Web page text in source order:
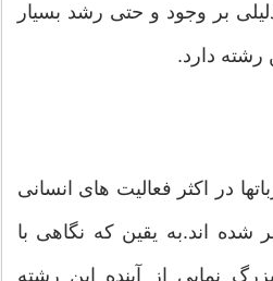
بر وجود و حتی رشد بسیار
رشته دارد.
در اکثر فعالیت های انسانی
اند.به یقین که نگاهی با
نمایی از آینده این رشته